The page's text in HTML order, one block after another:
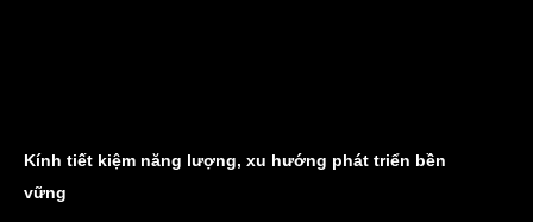
Kính tiết kiệm năng lượng, xu hướng phát triển bền
vững